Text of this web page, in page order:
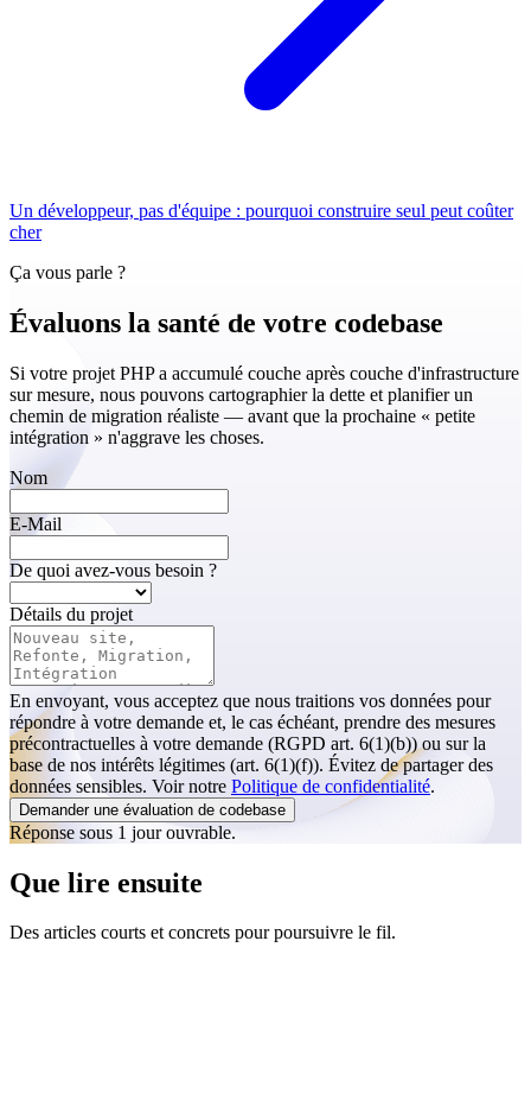
Un développeur, pas d'équipe : pourquoi construire seul peut coûter
cher
Ça vous parle ?
Évaluons la santé de votre codebase
Si votre projet PHP a accumulé couche après couche d'infrastructure
sur mesure, nous pouvons cartographier la dette et planifier un
chemin de migration réaliste — avant que la prochaine « petite
intégration » n'aggrave les choses.
Nom
E-Mail
De quoi avez-vous besoin ?
Détails du projet
En envoyant, vous acceptez que nous traitions vos données pour
répondre à votre demande et, le cas échéant, prendre des mesures
précontractuelles à votre demande (RGPD art. 6(1)(b)) ou sur la
base de nos intérêts légitimes (art. 6(1)(f)). Évitez de partager des
données sensibles. Voir notre Politique de confidentialité.
Demander une évaluation de codebase
Réponse sous 1 jour ouvrable.
Que lire ensuite
Des articles courts et concrets pour poursuivre le fil.